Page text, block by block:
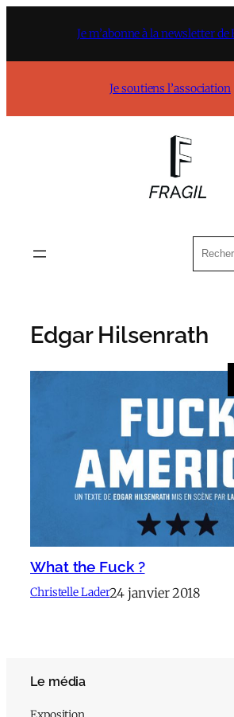
Je m’abonne à la newsletter de
Je soutiens l’association
Edgar Hilsenrath
What the Fuck ?
Christelle Lader24 janvier 2018
Le média